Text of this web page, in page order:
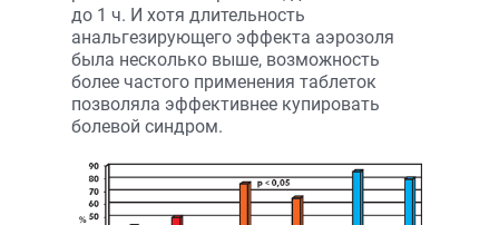
до 1 ч. И хотя длительность
анальгезирующего эффекта аэрозоля
была несколько выше, возможность
более частого применения таблеток
позволяла эффективнее купировать
болевой синдром.